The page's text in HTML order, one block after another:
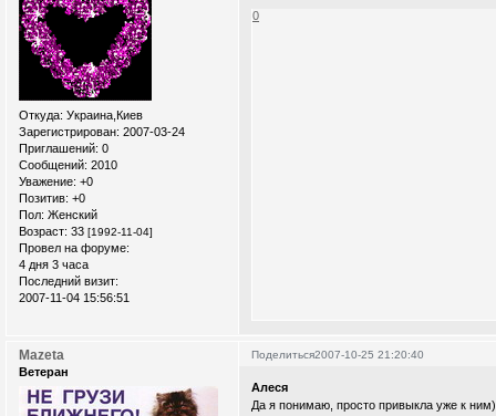
Откуда: Украина,Киев
Зарегистрирован: 2007-03-24
Приглашений: 0
Сообщений: 2010
Уважение: +0
Позитив: +0
Пол: Женский
Возраст: 33 [1992-11-04]
Провел на форуме:
4 дня 3 часа
Последний визит:
2007-11-04 15:56:51
0
Поделиться2007-10-25 21:20:40
Mazeta
Ветеран
Алеся
Да я понимаю, просто привыкла уже к